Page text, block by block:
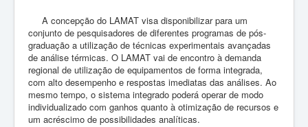
A concepção do LAMAT visa disponibilizar para um
conjunto de pesquisadores de diferentes programas de pós-
graduação a utilização de técnicas experimentais avançadas
de análise térmicas. O LAMAT vai de encontro à demanda
regional de utilização de equipamentos de forma integrada,
com alto desempenho e respostas imediatas das análises. Ao
mesmo tempo, o sistema integrado poderá operar de modo
individualizado com ganhos quanto à otimização de recursos e
um acréscimo de possibilidades analíticas.